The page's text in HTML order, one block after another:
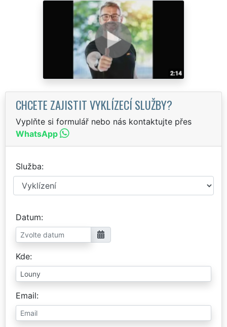
CHCETE ZAJISTIT VYKLÍZECÍ SLUŽBY?
Vyplňte si formulář nebo nás kontaktujte přes
WhatsApp
Služba
Datum
Kde
Email